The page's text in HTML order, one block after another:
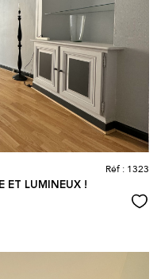
ET LUMINEUX !
Réf : 1323